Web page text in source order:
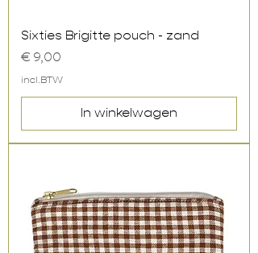
Sixties Brigitte pouch - zand
Prijs
€ 9,00
incl.BTW
In winkelwagen